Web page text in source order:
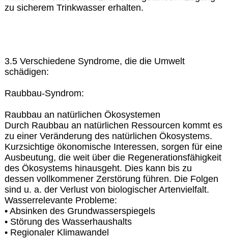
zu sicherem Trinkwasser erhalten.
3.5 Verschiedene Syndrome, die die Umwelt
schädigen:
Raubbau-Syndrom:
Raubbau an natürlichen Ökosystemen
Durch Raubbau an natürlichen Ressourcen kommt es
zu einer Veränderung des natürlichen Ökosystems.
Kurzsichtige ökonomische Interessen, sorgen für eine
Ausbeutung, die weit über die Regenerationsfähigkeit
des Ökosystems hinausgeht. Dies kann bis zu
dessen vollkommener Zerstörung führen. Die Folgen
sind u. a. der Verlust von biologischer Artenvielfalt.
Wasserrelevante Probleme:
• Absinken des Grundwasserspiegels
• Störung des Wasserhaushalts
• Regionaler Klimawandel